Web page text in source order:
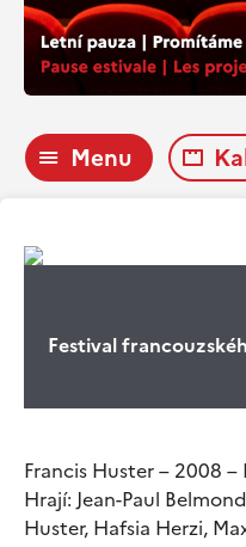
Menu
Festival
Francis Huster – 2008
Hrají: Jean-Paul
Huster, Hafsia Herzi,